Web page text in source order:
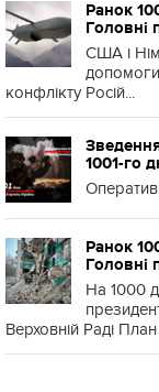
Ранок
Головні
США і
допомоги
конфлікту Росій...
1001-го
Ранок
Головні
На 1000
Верховній Раді План